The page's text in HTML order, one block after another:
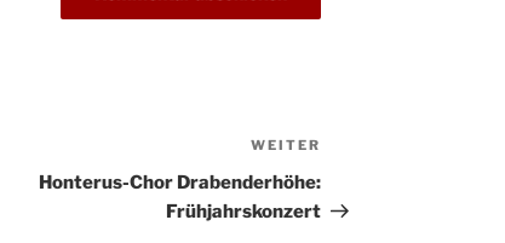
Beitrag
WEITER
Honterus-Chor Drabenderhöhe:
Frühjahrskonzert